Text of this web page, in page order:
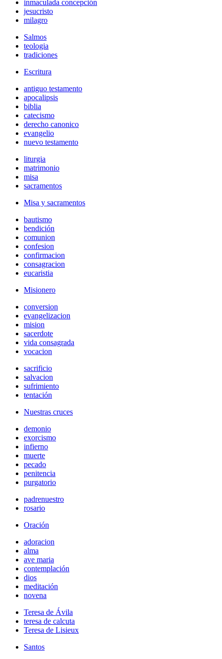
inmaculada concepción
jesucristo
milagro
Salmos
teologia
tradiciones
Escritura
antiguo testamento
apocalipsis
biblia
catecismo
derecho canonico
evangelio
nuevo testamento
liturgia
matrimonio
misa
sacramentos
Misa y sacramentos
bautismo
bendición
comunion
confesion
confirmacion
consagracion
eucaristia
Misionero
conversion
evangelizacion
mision
sacerdote
vida consagrada
vocacion
sacrificio
salvacion
sufrimiento
tentación
Nuestras cruces
demonio
exorcismo
infierno
muerte
pecado
penitencia
purgatorio
padrenuestro
rosario
Oración
adoracion
alma
ave maria
contemplación
dios
meditación
novena
Teresa de Ávila
teresa de calcuta
Teresa de Lisieux
Santos